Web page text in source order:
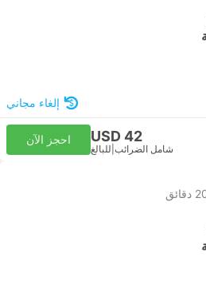
إلغاء مجاني
USD 42
شامل الضرائب للبالغ
احجز الآن